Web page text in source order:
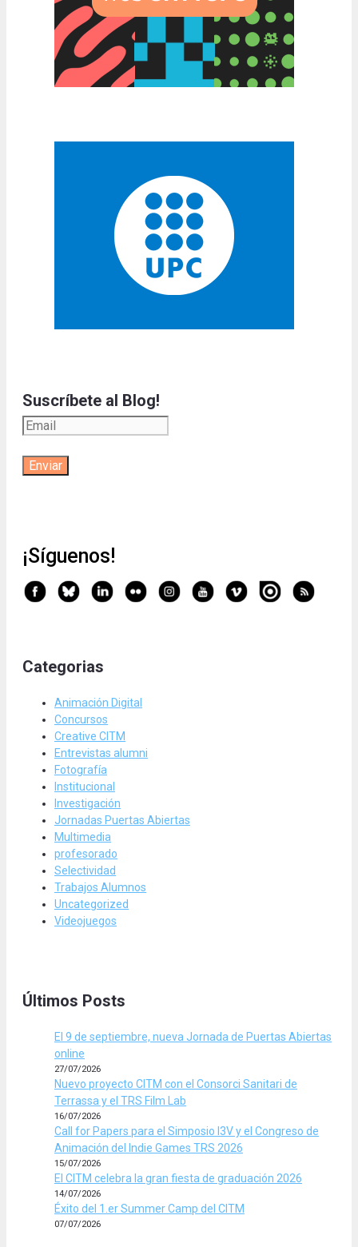
Suscríbete al Blog!
¡Síguenos!
Categorias
Animación Digital
Concursos
Creative CITM
Entrevistas alumni
Fotografía
Institucional
Investigación
Jornadas Puertas Abiertas
Multimedia
profesorado
Selectividad
Trabajos Alumnos
Uncategorized
Videojuegos
Últimos Posts
El 9 de septiembre, nueva Jornada de Puertas Abiertas
online
27/07/2026
Nuevo proyecto CITM con el Consorci Sanitari de
Terrassa y el TRS Film Lab
16/07/2026
Call for Papers para el Simposio I3V y el Congreso de
Animación del Indie Games TRS 2026
15/07/2026
El CITM celebra la gran fiesta de graduación 2026
14/07/2026
Éxito del 1.er Summer Camp del CITM
07/07/2026